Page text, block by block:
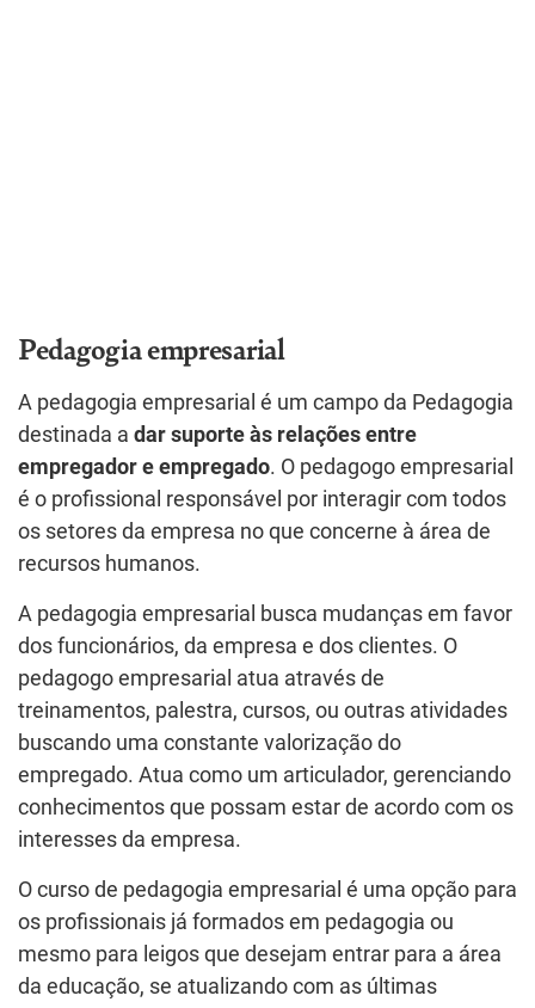
Pedagogia empresarial
A pedagogia empresarial é um campo da Pedagogia
destinada a dar suporte às relações entre
empregador e empregado. O pedagogo empresarial
é o profissional responsável por interagir com todos
os setores da empresa no que concerne à área de
recursos humanos.
A pedagogia empresarial busca mudanças em favor
dos funcionários, da empresa e dos clientes. O
pedagogo empresarial atua através de
treinamentos, palestra, cursos, ou outras atividades
buscando uma constante valorização do
empregado. Atua como um articulador, gerenciando
conhecimentos que possam estar de acordo com os
interesses da empresa.
O curso de pedagogia empresarial é uma opção para
os profissionais já formados em pedagogia ou
mesmo para leigos que desejam entrar para a área
da educação, se atualizando com as últimas